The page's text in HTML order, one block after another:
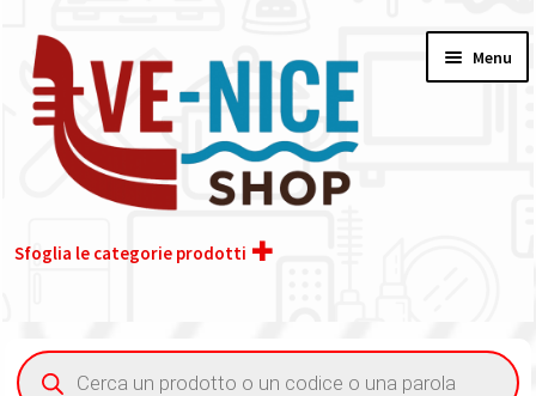
alla
navigazione
contenuto
Menu
Sfoglia le categorie prodotti
Acquisto iva 4% (agevolata)
Ricerca
prodotti